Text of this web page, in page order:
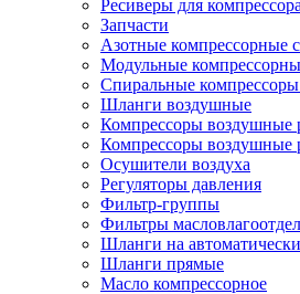
Ресиверы для
Запчасти
Азотные компрессорные
Модульные
Спиральные компрессоры
Шланги воздушные
Компрессоры воздушные
Компрессоры воздушные
Осушители воздуха
Регуляторы давления
Фильтр-группы
Фильтры
Шланги на
Шланги прямые
Масло компрессорное